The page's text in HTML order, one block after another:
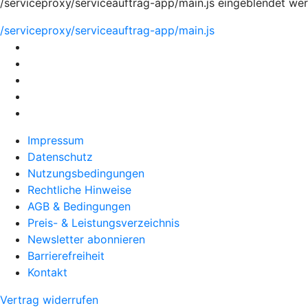
/serviceproxy/serviceauftrag-app/main.js eingeblendet
/serviceproxy/serviceauftrag-app/main.js
Impressum
Datenschutz
Nutzungsbedingungen
Rechtliche Hinweise
AGB & Bedingungen
Preis- & Leistungsverzeichnis
Newsletter abonnieren
Barrierefreiheit
Kontakt
Vertrag widerrufen